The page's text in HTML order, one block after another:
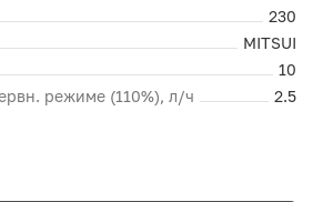
230
MITSUI
10
режиме (110%), л/ч
2.5